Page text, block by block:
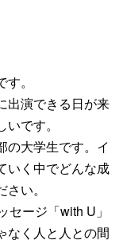
。
出演できる日が来
です。
の大学生です。イ
いく中でどんな成
い。
ージ「with U」
なく人と人との間